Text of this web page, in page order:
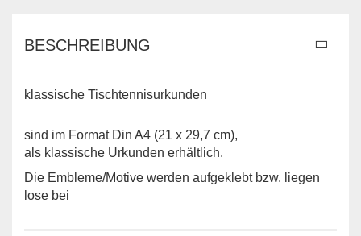
BESCHREIBUNG
klassische Tischtennisurkunden
sind im Format Din A4 (21 x 29,7 cm),
als klassische Urkunden erhältlich.
Die Embleme/Motive werden aufgeklebt bzw. liegen
lose bei